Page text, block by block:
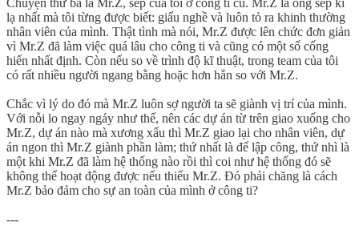
lạ nhất mà tôi từng được biết: giấu nghề và luôn tỏ ra khinh thường
nhân viên của mình. Thật tình mà nói, Mr.Z được lên chức đơn giản
vì Mr.Z đã làm việc quá lâu cho công ti và cũng có một số cống
hiến nhất định. Còn nếu so về trình độ kĩ thuật, trong team của tôi
có rất nhiều người ngang bằng hoặc hơn hẳn so với Mr.Z.
Chắc vì lý do đó mà Mr.Z luôn sợ người ta sẽ giành vị trí của mình.
Với nỗi lo ngay ngáy như thế, nên các dự án từ trên giao xuống cho
Mr.Z, dự án nào mà xương xẩu thì Mr.Z giao lại cho nhân viên, dự
án ngon thì Mr.Z giành phần làm; thứ nhất là để lập công, thứ nhì là
một khi Mr.Z đã làm hệ thống nào rồi thì coi như hệ thống đó sẽ
không thể hoạt động được nếu thiếu Mr.Z. Đó phải chăng là cách
Mr.Z bảo đảm cho sự an toàn của mình ở công ti?
---